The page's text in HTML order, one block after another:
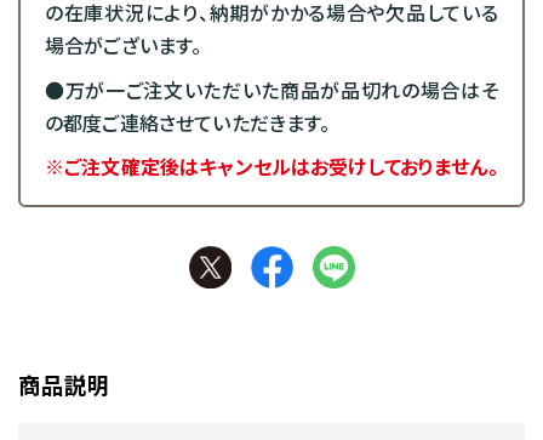
の在庫状況により、納期がかかる場合や欠品している
場合がございます。
●万が一ご注文いただいた商品が品切れの場合はそ
の都度ご連絡させていただきます。
※ご注文確定後はキャンセルはお受けしておりません。
商品説明